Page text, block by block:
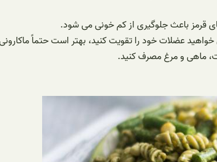
قرمز باعث جلوگیری از کم خونی می شود.
عضلات خود را تقویت کنید، بهتر است حتماً ماکارونی
ماهی و مرغ مصرف کنید.